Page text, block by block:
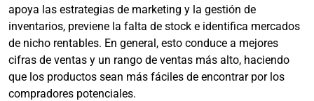
apoya las estrategias de marketing y la gestión de
inventarios, previene la falta de stock e identifica mercados
de nicho rentables. En general, esto conduce a mejores
cifras de ventas y un rango de ventas más alto, haciendo
que los productos sean más fáciles de encontrar por los
compradores potenciales.